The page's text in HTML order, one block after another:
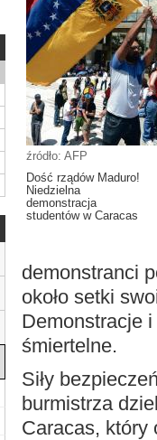
źródło: AFP
Dość rządów Maduro!
Niedzielna
demonstracja
studentów w Caracas
demonstranci
około setki
Demonstracje
śmiertelne.
Siły
burmistrza
Caracas, który